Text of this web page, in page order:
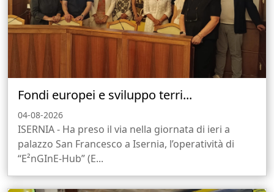
Fondi europei e sviluppo terri...
04-08-2026
ISERNIA - Ha preso il via nella giornata di ieri a
palazzo San Francesco a Isernia, l’operatività di
“E²nGInE-Hub” (E...